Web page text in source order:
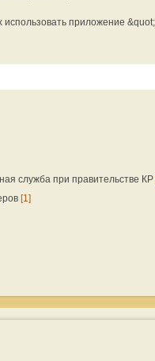
приложение
служба при правительстве КР
[1]